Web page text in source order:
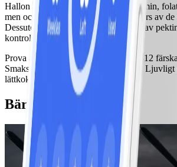
Hallon är rika på antioxidanter, c-vitamin,
men också på olösliga fibrer som utgörs av
Dessutom har man spårat en hög halt av
kontrollera kolesterolet.
Prova att med stavmixer mixa ner 10-12
Smaksätt gärna med lite vitlök också.
lättkokta grönsaker.
Bärrecept